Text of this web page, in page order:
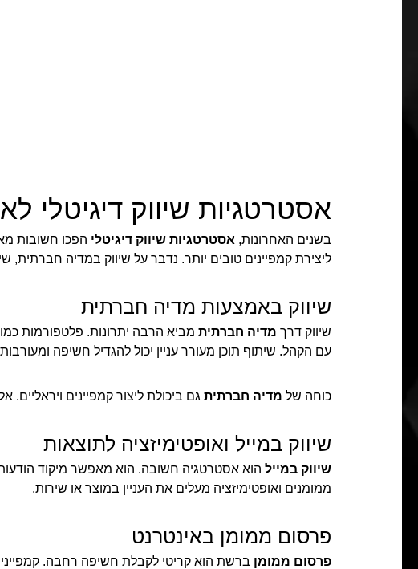
אסטרטגיות שיווק דיגיטלי
בשנים האחרונות, אסטרטגיות שיווק דיגיטלי הפכו חשובות
ליצירת קמפיינים טובים יותר. נדבר על שיווק במדיה חברתית,
שיווק באמצעות מדיה חברתית
שיווק דרך מדיה חברתית מביא הרבה יתרונות. פלטפורמות
עם הקהל. שיתוף תוכן מעורר עניין יכול להגדיל חשיפה
כוחה של מדיה חברתית גם ביכולת ליצור קמפיינים ויראליים.
שיווק במייל ואופטימיזציה לתוצאות
שיווק במייל הוא אסטרטגיה חשובה. הוא מאפשר מיקוד
ממומנים ואופטימיזציה מעלים את העניין במוצר או שירות.
פרסום ממומן באינטרנט
פרסום ממומן ברשת הוא קריטי לקבלת חשיפה רחבה.